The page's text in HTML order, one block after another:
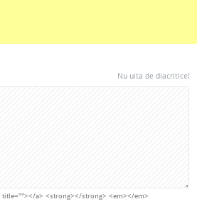
Nu uita de diacritice!
title=""></a> <strong></strong> <em></em>